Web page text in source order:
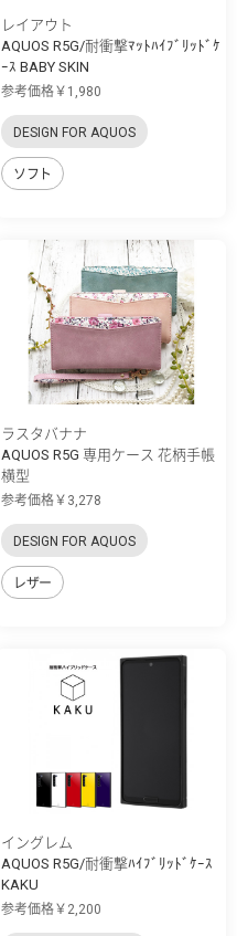
レイアウト
AQUOS R5G/耐衝撃ﾏｯﾄﾊｲﾌﾞﾘｯﾄﾞｹ
ｰｽ BABY SKIN
参考価格￥1,980
DESIGN FOR AQUOS
ソフト
ラスタバナナ
AQUOS R5G 専用ケース 花柄手帳
横型
参考価格￥3,278
DESIGN FOR AQUOS
レザー
イングレム
AQUOS R5G/耐衝撃ﾊｲﾌﾞﾘｯﾄﾞｹｰｽ
KAKU
参考価格￥2,200